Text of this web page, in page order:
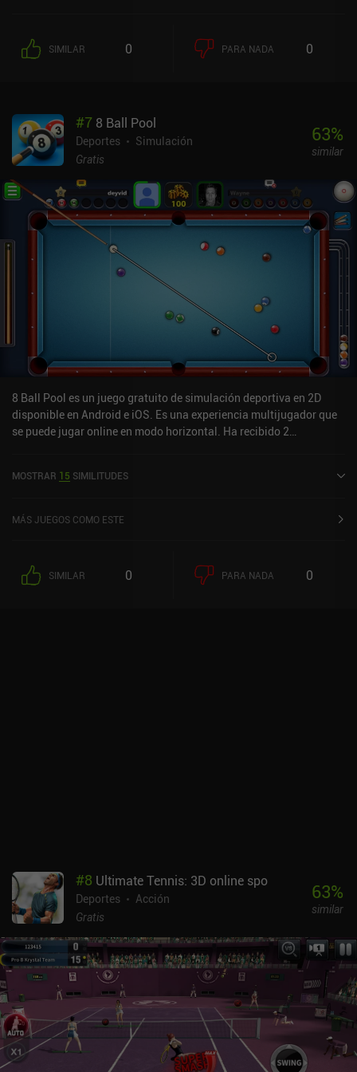
SIMILAR 0 PARA NADA 0
#7 8 Ball Pool
Deportes
Simulación
Gratis
63%
similar
8 Ball Pool es un juego gratuito de simulación deportiva en 2D
disponible en Android e iOS. Es una experiencia multijugador que
se puede jugar online en modo horizontal. Ha recibido 2
sobre 5,0 en Google Play y de 4,8 sobre 5,0 en la App Store de iOS.
MOSTRAR 15 SIMILITUDES
MÁS JUEGOS COMO ESTE
SIMILAR 0 PARA NADA 0
#8 Ultimate Tennis: 3D online spo
Deportes
Acción
Gratis
63%
similar